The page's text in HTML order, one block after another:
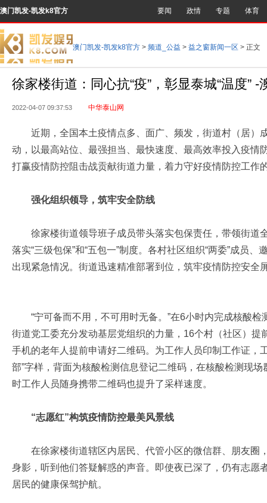
澳门凯发-凯发k8官方 要闻 政情 专题 体育
澳门凯发-凯发k8官方 > 频道_公益 > 益之窗新闻一区 > 正文
徐家楼街道：同心抗“疫”，彰显泰城“温度” -
2022-04-07 09:37:53 中华泰山网
近期，全国本土疫情点多、面广、频发，街道村（居）
动，以最高站位、最强担当、最快速度、最高效率投入疫情
打赢疫情防控阻击战贡献街道力量，着力守好疫情防控工作
强化组织领导，筑牢安全防线
徐家楼街道领导班子成员带头落实包保责任，带领街道
落实“三级包保”和“五包一”制度。各村社区组织“两委”成员
出现紧急情况。街道迅速精准部署到位，筑牢疫情防控安全
“宁可备而不用，不可用时无备。”在6小时内完成核酸检
街道党工委充分发动基层党组织的力量，16个村（社区）
手机的老年人提前申请好二维码。为工作人员印制工作证，
部”字样，背面为核酸检测信息登记二维码，在核酸检测现
时工作人员随身携带二维码也提升了采样速度。
“志愿红”构筑疫情防控最美风景线
在徐家楼街道辖区内居民、代管小区的微信群、朋友圈
身影，听到他们答疑解惑的声音。即使夜已深了，仍有志愿
居民的健康保驾护航。